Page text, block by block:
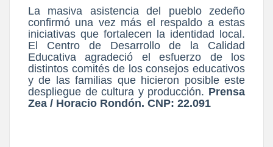
La masiva asistencia del pueblo zedeño
confirmó una vez más el respaldo a estas
iniciativas que fortalecen la identidad local.
El Centro de Desarrollo de la Calidad
Educativa agradeció el esfuerzo de los
distintos comités de los consejos educativos
y de las familias que hicieron posible este
despliegue de cultura y producción. Prensa
Zea / Horacio Rondón. CNP: 22.091